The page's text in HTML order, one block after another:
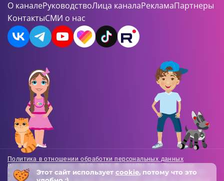
О каналеРуководствоЛица каналаРекламаПартнеры
КонтактыСМИ о нас
Политика в отношении обработки персональных данных
Все права защищены. 2018-2026 © «ШАЯН ТВ». Телеканал
«ШАЯН ТВ» , Свидетельство о регистрации СМИ Эл-Л №ФС77-
Этот сайт использует cookie, потому что это